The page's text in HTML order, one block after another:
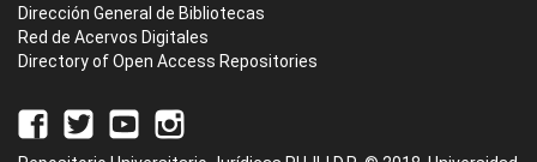
Dirección General de Bibliotecas
Red de Acervos Digitales
Directory of Open Access Repositories